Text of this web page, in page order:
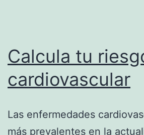
Calcula tu
cardiovascular
Las enfermedades
más prevalentes en la